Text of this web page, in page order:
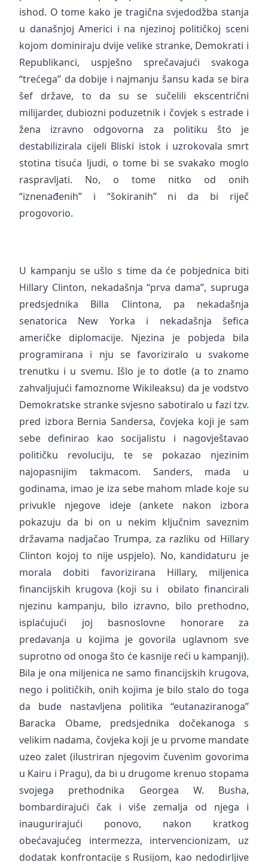
ishod. O tome kako je tragična svjedodžba stanja
u današnjoj Americi i na njezinoj političkoj sceni
kojom dominiraju dvije velike stranke, Demokrati i
Republikanci, uspješno sprečavajući svakoga
“trećega” da dobije i najmanju šansu kada se bira
šef države, to da su se sučelili ekscentrični
milijarder, dubiozni poduzetnik i čovjek s estrade i
žena izravno odgovorna za politiku što je
destabilizirala cijeli Bliski istok i uzrokovala smrt
stotina tisuća ljudi, o tome bi se svakako moglo
raspravljati. No, o tome nitko od onih
“iznenađenih” i “šokiranih” ni da bi riječ
progovorio.
U kampanju se ušlo s time da će pobjednica biti
Hillary Clinton, nekadašnja “prva dama”, supruga
predsjednika Billa Clintona, pa nekadašnja
senatorica New Yorka i nekadašnja šefica
američke diplomacije. Njezina je pobjeda bila
programirana i nju se favoriziralo u svakome
trenutku i u svemu. Išlo je to dotle (a to znamo
zahvaljujući famoznome Wikileaksu) da je vodstvo
Demokratske stranke svjesno sabotiralo u fazi tzv.
pred izbora Bernia Sandersa, čovjeka koji je sam
sebe definirao kao socijalistu i nagovještavao
političku revoluciju, te se pokazao njezinim
najopasnijim takmacom. Sanders, mada u
godinama, imao je iza sebe mahom mlade koje su
privukle njegove ideje (ankete nakon izbora
pokazuju da bi on u nekim ključnim saveznim
državama nadjačao Trumpa, za razliku od Hillary
Clinton kojoj to nije uspjelo). No, kandidaturu je
morala dobiti favorizirana Hillary, miljenica
financijskih krugova (koji su i obilato financirali
njezinu kampanju, bilo izravno, bilo prethodno,
isplaćujući joj basnoslovne honorare za
predavanja u kojima je govorila uglavnom sve
suprotno od onoga što će kasnije reći u kampanji).
Bila je ona miljenica ne samo financijskih krugova,
nego i političkih, onih kojima je bilo stalo do toga
da bude nastavljena politika “eutanaziranoga”
Baracka Obame, predsjednika dočekanoga s
velikim nadama, čovjeka koji je u prvome mandate
uzeo zalet (ilustriran njegovim čuvenim govorima
u Kairu i Pragu), da bi u drugome krenuo stopama
svojega prethodnika Georgea W. Busha,
bombardirajući čak i više zemalja od njega i
inaugurirajući ponovo, nakon kratkog
obećavajućeg intermezza, intervencionizam, uz
dodatak konfrontacije s Rusijom, kao nedodirljive